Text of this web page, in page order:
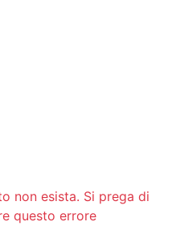
non esista. Si prega di
questo errore